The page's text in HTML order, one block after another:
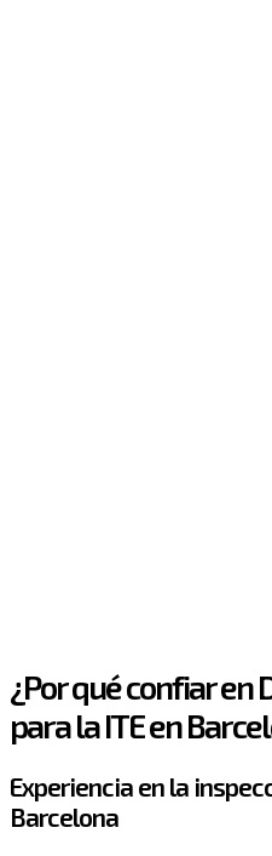
¿Por qué confiar en
para la ITE en
Experiencia en la
Barcelona